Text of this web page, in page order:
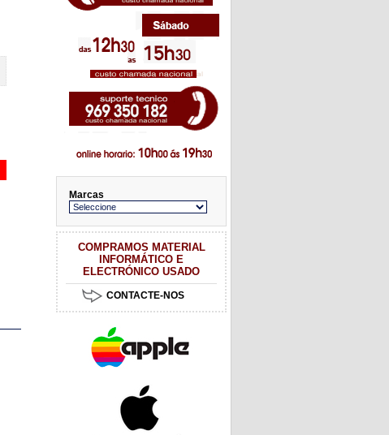
Marcas
COMPRAMOS MATERIAL
INFORMÁTICO E
ELECTRÓNICO USADO
CONTACTE-NOS